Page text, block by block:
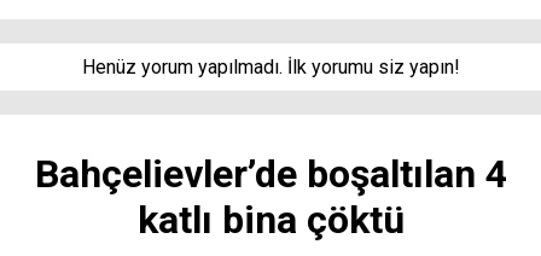
Henüz yorum yapılmadı. İlk yorumu siz yapın!
Bahçelievler’de boşaltılan 4
katlı bina çöktü